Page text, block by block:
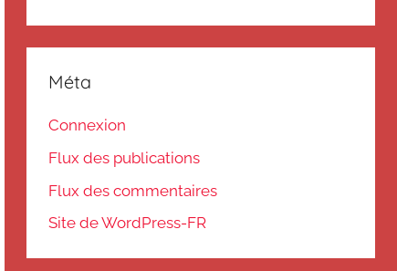
Méta
Connexion
Flux des publications
Flux des commentaires
Site de WordPress-FR